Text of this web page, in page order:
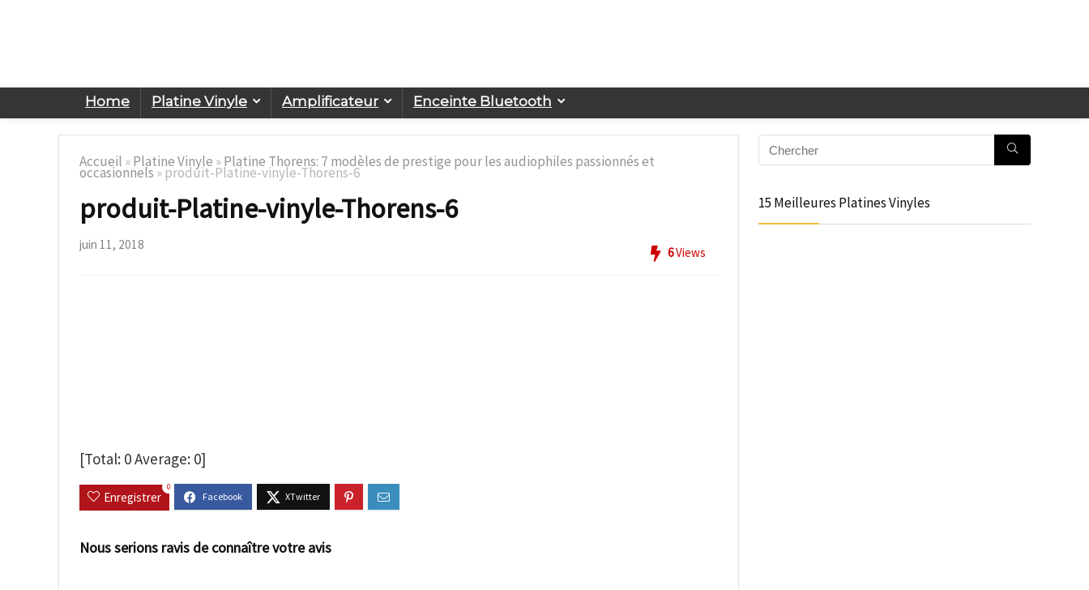
Home Platine Vinyle Amplificateur Enceinte Bluetooth
Accueil »Platine Vinyle »Platine Thorens: 7 modèles de prestige pour les audiophiles passionnés et
occasionnels » produit-Platine-vinyle-Thorens-6
produit-Platine-vinyle-Thorens-6
juin 11, 2018
6Views
[Total: 0Average: 0]
Enregistrer
0
Nous serions ravis de connaître votre avis
15 Meilleures Platines Vinyles